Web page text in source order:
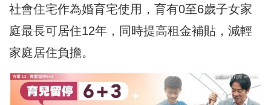
社會住宅作為婚育宅使用，育有0至6歲子女家
庭最長可居住12年，同時提高租金補貼，減輕
家庭居住負擔。